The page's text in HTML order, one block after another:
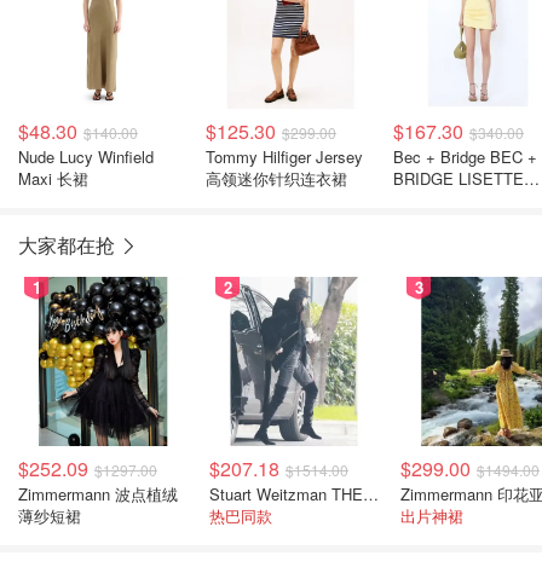
$48.30 $140.00
Nude Lucy Winfield
Maxi 长裙
$125.30 $299.00
Tommy Hilfiger Jersey
高领迷你针织连衣裙
$167.30 $340.00
Bec + Bridge BEC +
BRIDGE LISETTE
大家都在抢
1
$252.09 $1297.00
Zimmermann 波点植绒
薄纱短裙
2
$207.18 $1514.00
Stuart Weitzman THE OUTNET 麂皮过膝靴 黑色
热巴同款
3
$299.00 $1494.00
出片神裙